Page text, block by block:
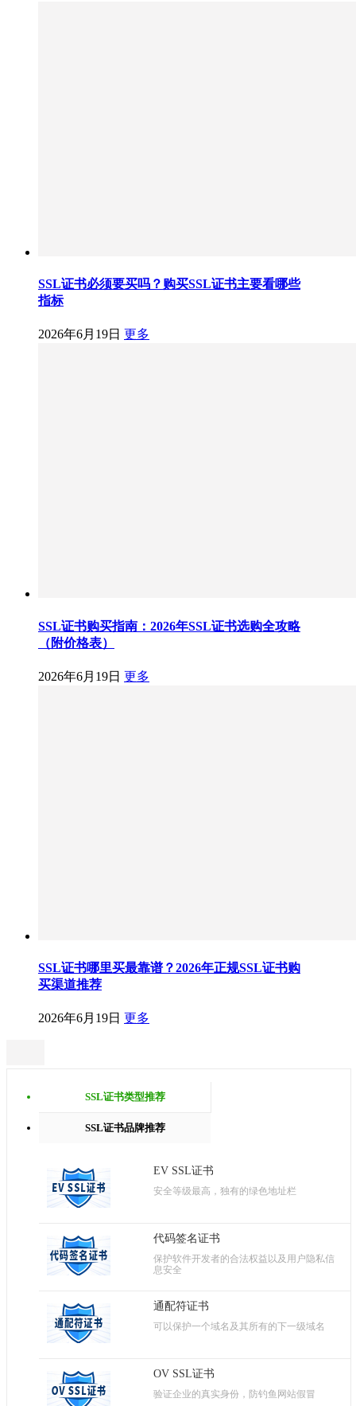
SSL证书必须要买吗？购买SSL证书主要看哪些
指标
2026年6月19日 更多
SSL证书购买指南：2026年SSL证书选购全攻略
（附价格表）
2026年6月19日 更多
SSL证书哪里买最靠谱？2026年正规SSL证书购
买渠道推荐
2026年6月19日 更多
SSL证书类型推荐
SSL证书品牌推荐
EV SSL证书
安全等级最高，独有的绿色地址栏
代码签名证书
保护软件开发者的合法权益以及用户隐私信
息安全
通配符证书
可以保护一个域名及其所有的下一级域名
OV SSL证书
验证企业的真实身份，防钓鱼网站假冒